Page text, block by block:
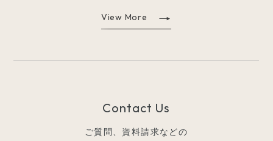
View More
Contact Us
ご質問、資料請求などの